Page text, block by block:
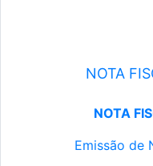
NOTA
NOTA
Emissão de